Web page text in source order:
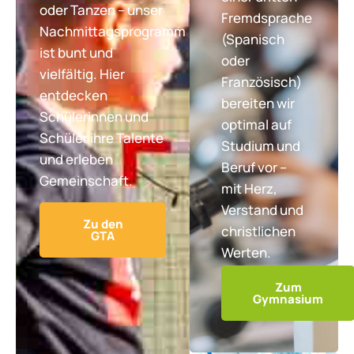
oder Tanzen – unser
Nachmittagsprogramm
ist bunt und
vielfältig. Hier
entdecken
Schülerinnen und
Schüler ihre Talente
und erleben
Gemeinschaft.
Zu den
GTA
Fremdsprache
(Spanisch
oder
Französisch)
bereiten wir
optimal auf
Studium und
Beruf vor –
mit Herz,
Verstand und
christlichen
Werten.
Zum
Gymnasium